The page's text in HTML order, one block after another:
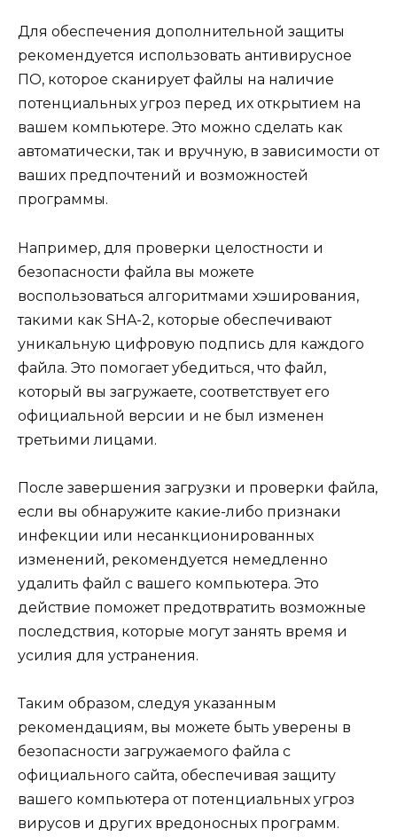
Для обеспечения дополнительной защиты
рекомендуется использовать антивирусное
ПО, которое сканирует файлы на наличие
потенциальных угроз перед их открытием на
вашем компьютере. Это можно сделать как
автоматически, так и вручную, в зависимости от
ваших предпочтений и возможностей
программы.
Например, для проверки целостности и
безопасности файла вы можете
воспользоваться алгоритмами хэширования,
такими как SHA-2, которые обеспечивают
уникальную цифровую подпись для каждого
файла. Это помогает убедиться, что файл,
который вы загружаете, соответствует его
официальной версии и не был изменен
третьими лицами.
После завершения загрузки и проверки файла,
если вы обнаружите какие-либо признаки
инфекции или несанкционированных
изменений, рекомендуется немедленно
удалить файл с вашего компьютера. Это
действие поможет предотвратить возможные
последствия, которые могут занять время и
усилия для устранения.
Таким образом, следуя указанным
рекомендациям, вы можете быть уверены в
безопасности загружаемого файла с
официального сайта, обеспечивая защиту
вашего компьютера от потенциальных угроз
вирусов и других вредоносных программ.